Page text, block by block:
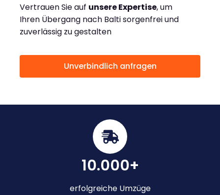
Vertrauen Sie auf unsere Expertise, um
Ihren Übergang nach Balti sorgenfrei und
zuverlässig zu gestalten
Unverbindlich anfragen
10.000+
erfolgreiche Umzüge